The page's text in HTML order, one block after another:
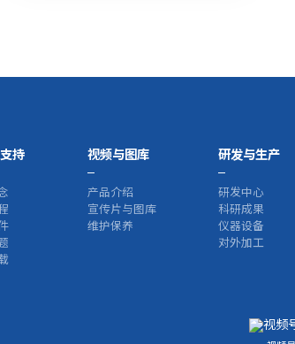
持 视频与图库
产品介绍
宣传片与图库
维护保养
研发与生产
研发中心
科研成果
仪器设备
对外加工